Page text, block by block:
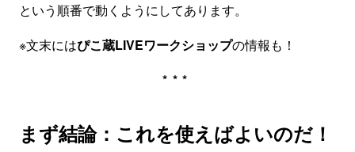
という順番で動くようにしてあります。
※文末にはぴこ蔵LIVEワークショップの情報も！
***
まず結論：これを使えばよいのだ！